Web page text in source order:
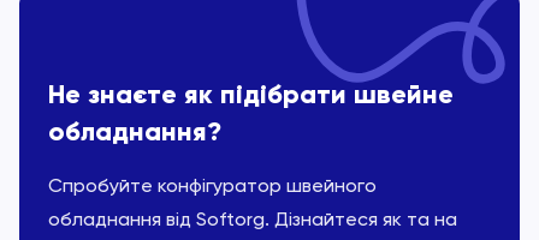
Не знаєте як підібрати швейне
обладнання?
Спробуйте конфігуратор швейного
обладнання від Softorg. Дізнайтеся як та на